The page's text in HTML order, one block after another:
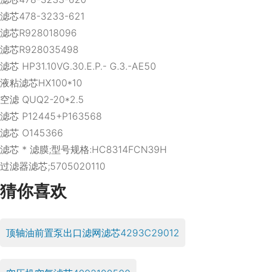
滤芯478-3233-621
滤芯R928018096
滤芯R928035498
滤芯 HP31.10VG.30.E.P.- G.3.-AE50
液粘滤芯HX100*10
空滤 QUQ2-20*2.5
滤芯 P12445+P163568
滤芯 O145366
滤芯 * 滤膜;型号规格:HC8314FCN39H
过滤器滤芯;5705020110
猜你喜欢
顶轴油前置泵出口滤网滤芯4293C29012